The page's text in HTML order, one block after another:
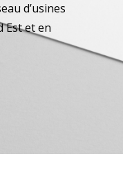
d’usines
Est et en